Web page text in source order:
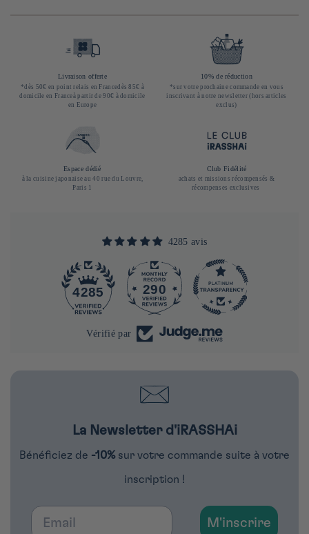
Livraison offerte
*dès 50€ en point relais en Francedès 85€ à
domicile en Franceà partir de 90€ à domicile
en Europe
10% de réduction
*sur votre prochaine commande en vous
inscrivant à notre newsletter (hors articles
exclus)
Espace dédié
à la cuisine japonaise au 40 rue du Louvre,
Paris 1
Club Fidélité
achats et missions récompensés &
récompenses exclusives
4285 avis
4285 290
Vérifié par
La Newsletter d'iRASSHAi
Bénéficiez de -10% sur votre commande suite à votre
inscription !
Email
M'inscrire